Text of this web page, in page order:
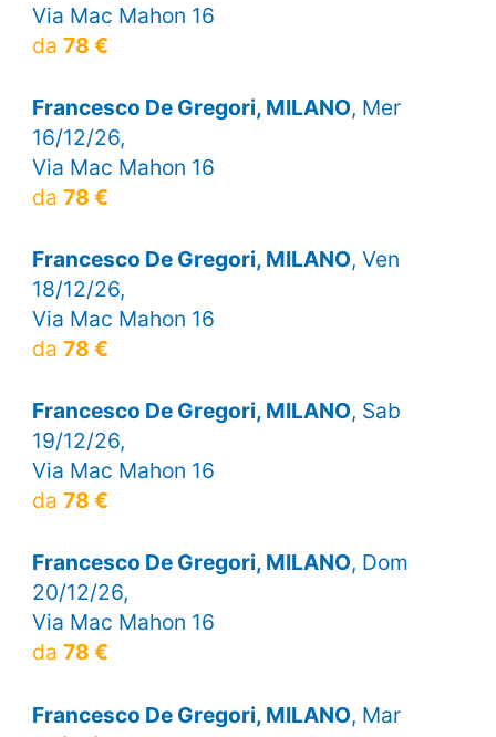
Via Mac Mahon 16
da 78 €
Francesco De Gregori, MILANO, Mer
16/12/26,
Via Mac Mahon 16
da 78 €
Francesco De Gregori, MILANO, Ven
18/12/26,
Via Mac Mahon 16
da 78 €
Francesco De Gregori, MILANO, Sab
19/12/26,
Via Mac Mahon 16
da 78 €
Francesco De Gregori, MILANO, Dom
20/12/26,
Via Mac Mahon 16
da 78 €
Francesco De Gregori, MILANO, Mar